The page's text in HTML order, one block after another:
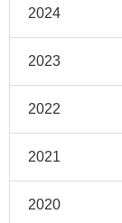
2024
2023
2022
2021
2020